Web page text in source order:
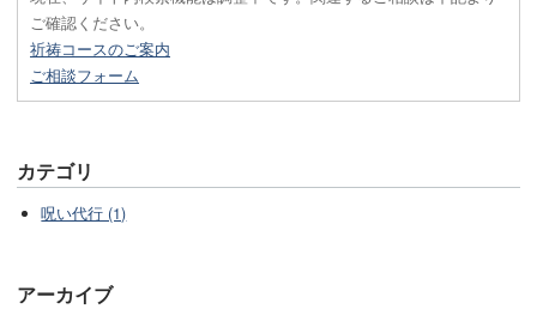
ご確認ください。
祈祷コースのご案内
ご相談フォーム
カテゴリ
呪い代行 (1)
アーカイブ